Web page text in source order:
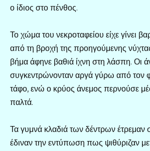
ο ίδιος στο πένθος.
Το χώμα του νεκροταφείου είχε γίνει
από τη βροχή της προηγούμενης
βήμα άφηνε βαθιά ίχνη στη λάσπη. Οι
συγκεντρώνονταν αργά γύρω από τον
τάφο, ενώ ο κρύος άνεμος περνούσε
παλτά.
Τα γυμνά κλαδιά των δέντρων έτρεμαν
έδιναν την εντύπωση πως ψιθύριζαν